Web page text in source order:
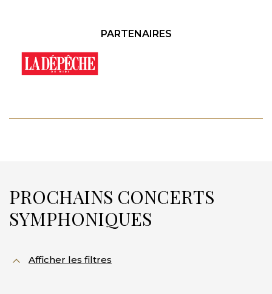
PARTENAIRES
PROCHAINS CONCERTS
SYMPHONIQUES
Afficher les filtres